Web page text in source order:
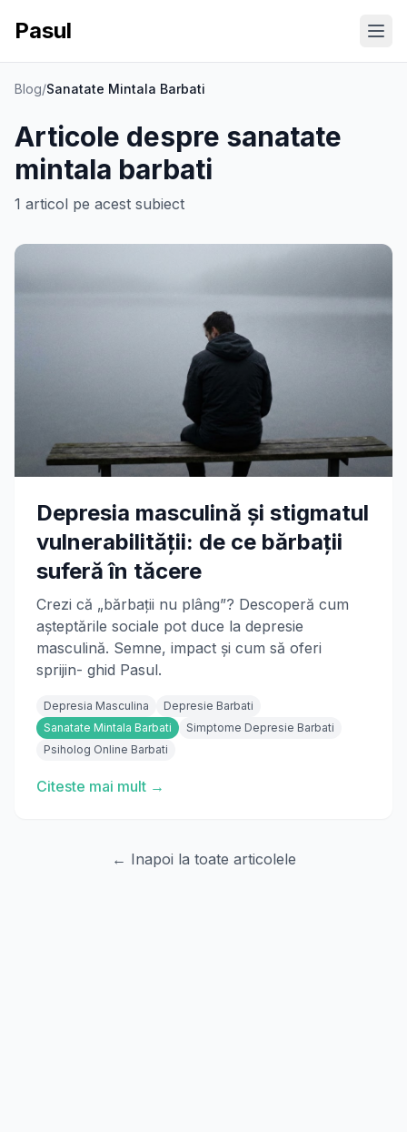
Pasul
Blog/Sanatate Mintala Barbati
Articole despre sanatate
mintala barbati
1 articol pe acest subiect
Depresia masculină și stigmatul
vulnerabilității: de ce bărbații
suferă în tăcere
Crezi că „bărbații nu plâng”? Descoperă cum
așteptările sociale pot duce la depresie
masculină. Semne, impact și cum să oferi
sprijin- ghid Pasul.
Depresia Masculina
Depresie Barbati
Sanatate Mintala Barbati
Simptome Depresie Barbati
Psiholog Online Barbati
Citeste mai mult →
← Inapoi la toate articolele